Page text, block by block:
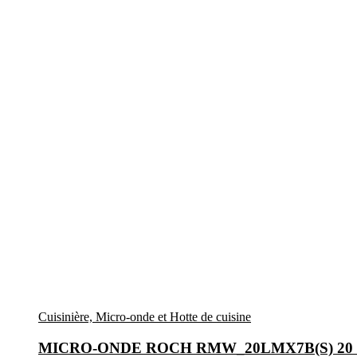
Cuisinière, Micro-onde et Hotte de cuisine
MICRO-ONDE ROCH RMW_20LMX7B(S)